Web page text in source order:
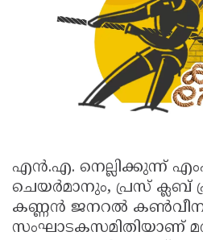
എൻ.എ. നെല്ലിക്കുന്ന്
ചെയർമാനും, പ്രസ് ക്ലബ്
കണ്ണൻ ജനറൽ
സംഘാടകസമിതിയാണ്